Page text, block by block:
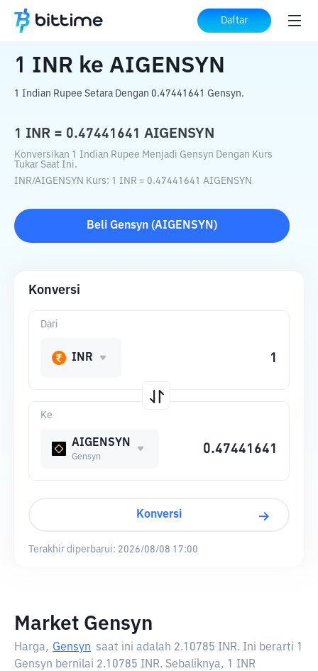
Daftar
Beranda Konverter Kripto ke AIGENSYN
1 INR ke AIGENSYN
1 Indian Rupee Setara Dengan 0.47441641 Gensyn.
1 INR = 0.47441641 AIGENSYN
Konversikan 1 Indian Rupee Menjadi Gensyn Dengan Kurs
Tukar Saat Ini.
INR/AIGENSYN Kurs: 1 INR = 0.47441641 AIGENSYN
Beli Gensyn (AIGENSYN )
Konversi
Ke
AIGENSYN
Gensyn
Dari
INR
Konversi
Terakhir diperbarui: 2026/08/08 17:00
Market Gensyn
Harga, Gensyn saat ini adalah 2.10785 INR. Ini berarti 1
Gensyn bernilai 2.10785 INR. Sebaliknya, 1 INR